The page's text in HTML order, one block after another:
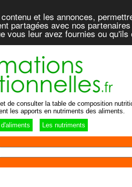
et les annonces,
partagées avec nos
vous leur avez fournies ou
de consulter la table de composition
les apports en nutriments des aliments.
Les nutriments